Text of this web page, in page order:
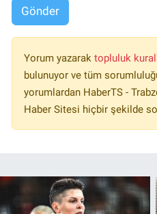
Gönder
Yorum yazarak topluluk
bulunuyor ve tüm
yorumlardan HaberTS -
Haber Sitesi hiçbir şekilde